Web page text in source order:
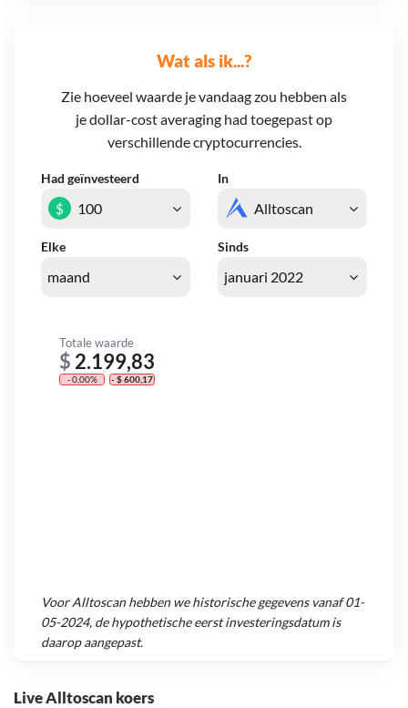
Live Alltoscan koers
Wat als ik...?
Zie hoeveel waarde je vandaag zou hebben als
je dollar-cost averaging had toegepast op
verschillende cryptocurrencies.
Had geïnvesteerd In
Elke Sinds
$
Totale waarde
$ 2.199,83
- 0,00% - $ 600,17
VoorAlltoscanhebben we historische gegevens vanaf01-
05-2024, de hypothetische eerst investeringsdatum is
daarop aangepast.